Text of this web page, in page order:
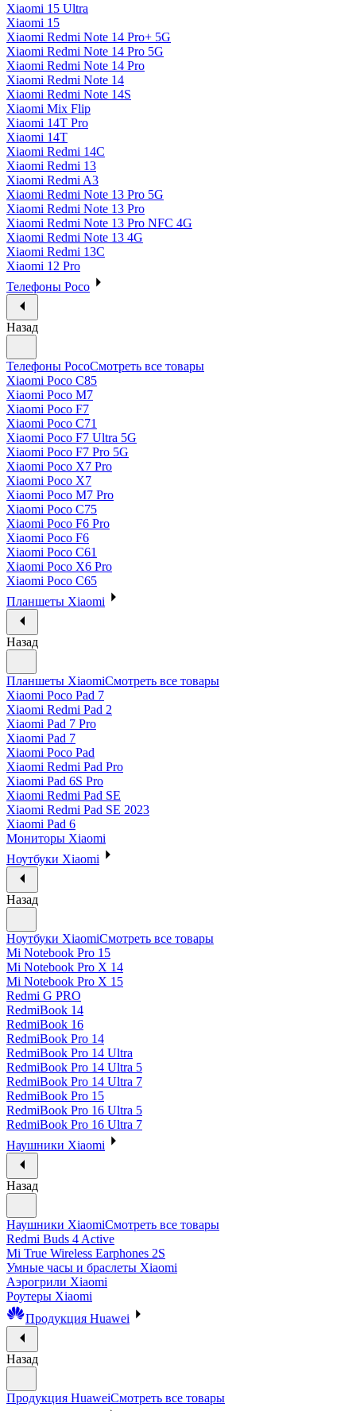
Xiaomi 15 Ultra
Xiaomi 15
Xiaomi Redmi Note 14 Pro+ 5G
Xiaomi Redmi Note 14 Pro 5G
Xiaomi Redmi Note 14 Pro
Xiaomi Redmi Note 14
Xiaomi Redmi Note 14S
Xiaomi Mix Flip
Xiaomi 14T Pro
Xiaomi 14T
Xiaomi Redmi 14C
Xiaomi Redmi 13
Xiaomi Redmi A3
Xiaomi Redmi Note 13 Pro 5G
Xiaomi Redmi Note 13 Pro
Xiaomi Redmi Note 13 Pro NFC 4G
Xiaomi Redmi Note 13 4G
Xiaomi Redmi 13C
Xiaomi 12 Pro
Телефоны Poco
Назад
Телефоны PocoСмотреть все товары
Xiaomi Poco C85
Xiaomi Poco M7
Xiaomi Poco F7
Xiaomi Poco C71
Xiaomi Poco F7 Ultra 5G
Xiaomi Poco F7 Pro 5G
Xiaomi Poco X7 Pro
Xiaomi Poco X7
Xiaomi Poco M7 Pro
Xiaomi Poco C75
Xiaomi Poco F6 Pro
Xiaomi Poco F6
Xiaomi Poco C61
Xiaomi Poco X6 Pro
Xiaomi Poco C65
Планшеты Xiaomi
Назад
Планшеты XiaomiСмотреть все товары
Xiaomi Poco Pad 7
Xiaomi Redmi Pad 2
Xiaomi Pad 7 Pro
Xiaomi Pad 7
Xiaomi Poco Pad
Xiaomi Redmi Pad Pro
Xiaomi Pad 6S Pro
Xiaomi Redmi Pad SE
Xiaomi Redmi Pad SE 2023
Xiaomi Pad 6
Мониторы Xiaomi
Ноутбуки Xiaomi
Назад
Ноутбуки XiaomiСмотреть все товары
Mi Notebook Pro 15
Mi Notebook Pro X 14
Mi Notebook Pro X 15
Redmi G PRO
RedmiBook 14
RedmiBook 16
RedmiBook Pro 14
RedmiBook Pro 14 Ultra
RedmiBook Pro 14 Ultra 5
RedmiBook Pro 14 Ultra 7
RedmiBook Pro 15
RedmiBook Pro 16 Ultra 5
RedmiBook Pro 16 Ultra 7
Наушники Xiaomi
Назад
Наушники XiaomiСмотреть все товары
Redmi Buds 4 Active
Mi True Wireless Earphones 2S
Умные часы и браслеты Xiaomi
Аэрогрили Xiaomi
Роутеры Xiaomi
Продукция Huawei
Назад
Продукция HuaweiСмотреть все товары